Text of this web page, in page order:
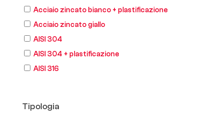
Acciaio zincato bianco + plastificazione
Acciaio zincato giallo
AISI 304
AISI 304 + plastificazione
AISI 316
Tipologia